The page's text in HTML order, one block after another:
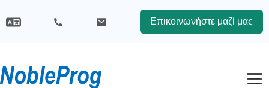
Επικοινωνήστε μαζί μας